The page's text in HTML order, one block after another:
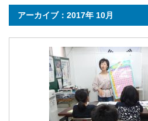
アーカイブ：2017年 10月